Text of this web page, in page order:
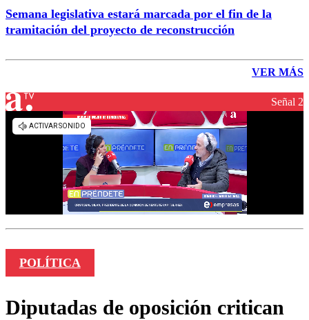
Semana legislativa estará marcada por el fin de la
tramitación del proyecto de reconstrucción
VER MÁS
Señal 2
POLÍTICA
Diputadas de oposición critican